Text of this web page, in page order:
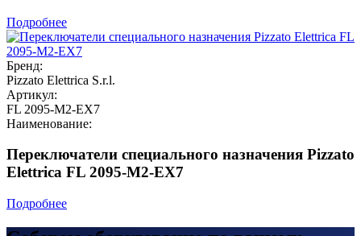
Подробнее
Бренд:
Pizzato Elettrica S.r.l.
Артикул:
FL 2095-M2-EX7
Наименование:
Переключатели специального назначения Pizzato
Elettrica FL 2095-M2-EX7
Подробнее